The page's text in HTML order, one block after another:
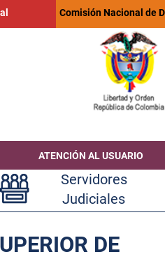
Comisión Nacional de
ATENCIÓN AL USUARIO
Servidores
Judiciales
DE